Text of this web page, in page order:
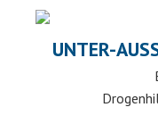
UNTER-